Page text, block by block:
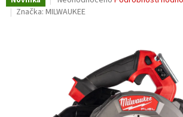
hodnocení
hvězdiček.
Značka: MILWAUKEE